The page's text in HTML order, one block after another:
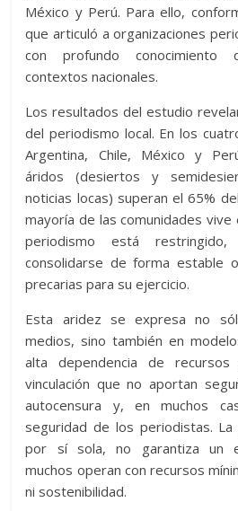
México y Perú. Para ello,
que articuló a organizaciones
con profundo conocimiento
contextos nacionales.
Los resultados del estudio
del periodismo local. En los
Argentina, Chile, México y
áridos (desiertos y
noticias locas) superan el 65%
mayoría de las comunidades
periodismo está
consolidarse de forma estable
precarias para su ejercicio.
Esta aridez se expresa no
medios, sino también en
alta dependencia de
vinculación que no aportan
autocensura y, en muchos
seguridad de los periodistas.
por sí sola, no garantiza un
muchos operan con recursos
ni sostenibilidad.